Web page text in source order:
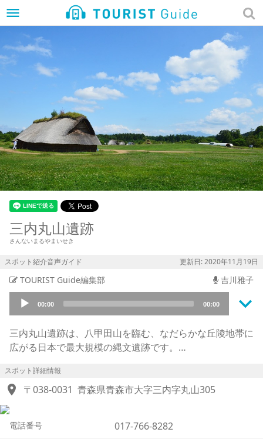
menu
三内丸山遺跡
さんないまるやまいせき
スポット紹介音声ガイド 更新日: 2020年11月19日
TOURIST Guide編集部 吉川雅子
Audio
Player
00:00 00:00 keyboard_arrow_down
三内丸山遺跡は、八甲田山を臨む、なだらかな丘陵地帯に
広がる日本で最大規模の縄文遺跡です。
年から本格的な発掘調査が行われ、1994年の遺跡保存の
決定を受けて整備が始まりました。
あることがわかりました。
スポット詳細情報
location_on 〒038-0031 青森県青森市大字三内字丸山305
電話番号 017-766-8282